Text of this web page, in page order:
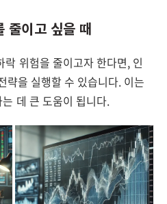
줄이고 싶을 때
위험을 줄이고자 한다면, 인
략을 실행할 수 있습니다. 이는
데 큰 도움이 됩니다.